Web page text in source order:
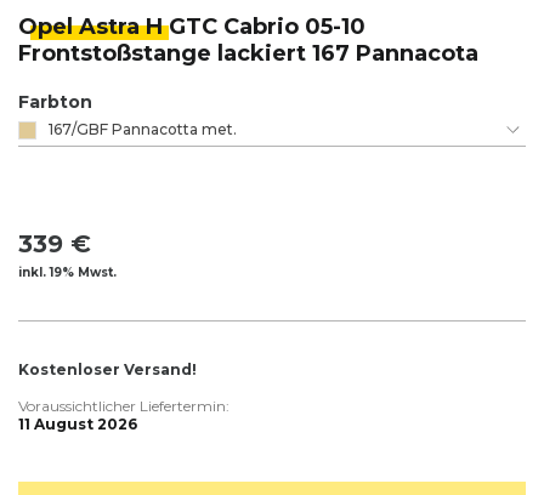
Opel Astra HGTC Cabrio 05-10
Frontstoßstange lackiert 167 Pannacota
Farbton
167/GBF Pannacotta met.
339 €
inkl. 19% Mwst.
Kostenloser Versand!
Voraussichtlicher Liefertermin:
11 August 2026